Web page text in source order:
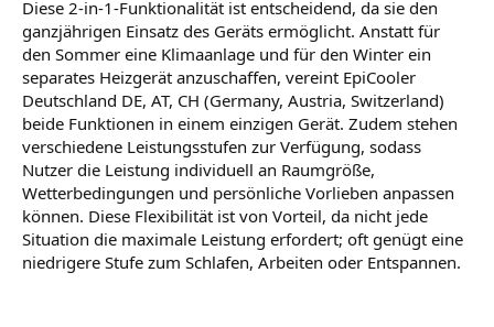
Diese 2-in-1-Funktionalität ist entscheidend, da sie den
ganzjährigen Einsatz des Geräts ermöglicht. Anstatt für
den Sommer eine Klimaanlage und für den Winter ein
separates Heizgerät anzuschaffen, vereint EpiCooler
Deutschland DE, AT, CH (Germany, Austria, Switzerland)
beide Funktionen in einem einzigen Gerät. Zudem stehen
verschiedene Leistungsstufen zur Verfügung, sodass
Nutzer die Leistung individuell an Raumgröße,
Wetterbedingungen und persönliche Vorlieben anpassen
können. Diese Flexibilität ist von Vorteil, da nicht jede
Situation die maximale Leistung erfordert; oft genügt eine
niedrigere Stufe zum Schlafen, Arbeiten oder Entspannen.